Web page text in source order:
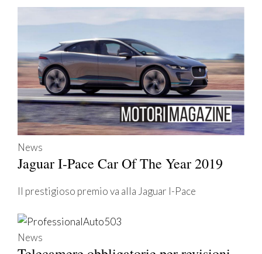
News
Jaguar I-Pace Car Of The Year 2019
Il prestigioso premio va alla Jaguar I-Pace
News